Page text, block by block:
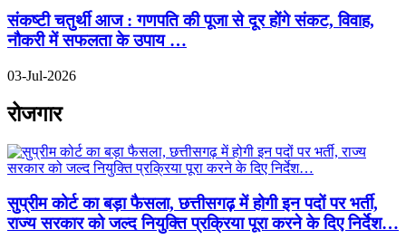
संकष्टी चतुर्थी आज : गणपति की पूजा से दूर होंगे संकट, विवाह,
नौकरी में सफलता के उपाय …
03-Jul-2026
रोजगार
सुप्रीम कोर्ट का बड़ा फैसला, छत्तीसगढ़ में होगी इन पदों पर भर्ती,
राज्य सरकार को जल्द नियुक्ति प्रक्रिया पूरा करने के दिए निर्देश…